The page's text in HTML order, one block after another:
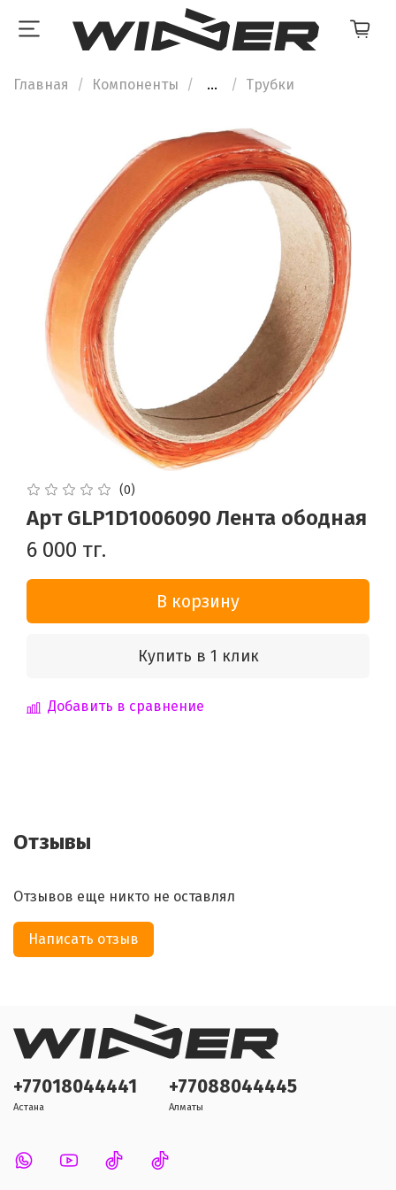
Главная Компоненты ... Трубки
(0)
Арт GLP1D1006090 Лента ободная
6 000 тг.
В корзину
Купить в 1 клик
Добавить в сравнение
Отзывы
Отзывов еще никто не оставлял
Написать отзыв
+77018044441
Астана
+77088044445
Алматы